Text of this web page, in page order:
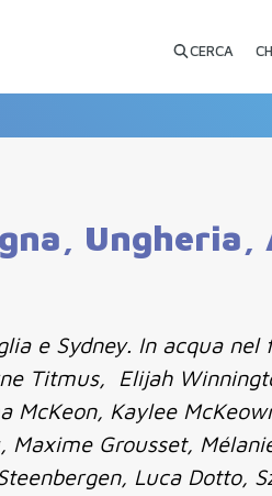
CERCA
e Sydney. In acqua
Titmus, Elijah
Kaylee
Grousset,
Luca Dotto,